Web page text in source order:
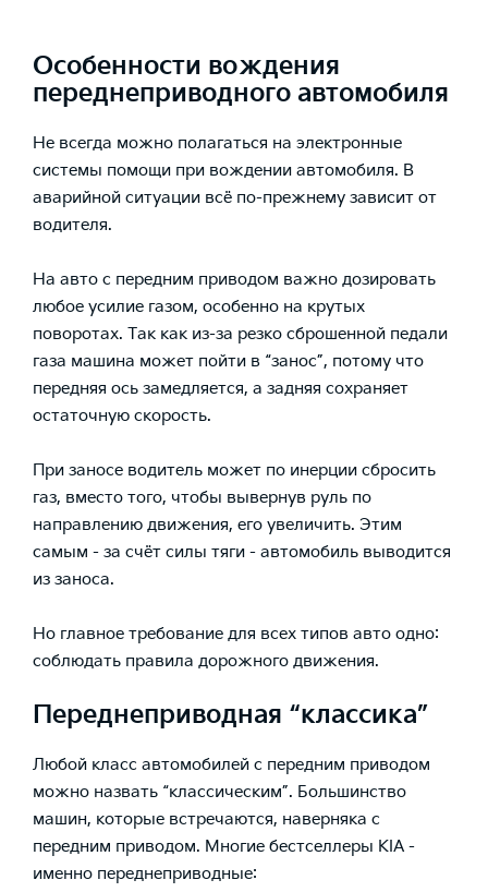
Особенности вождения
переднеприводного автомобиля
Не всегда можно полагаться на электронные
системы помощи при вождении автомобиля. В
аварийной ситуации всё по-прежнему зависит от
водителя.
На авто с передним приводом важно дозировать
любое усилие газом, особенно на крутых
поворотах. Так как из-за резко сброшенной педали
газа машина может пойти в “занос”, потому что
передняя ось замедляется, а задняя сохраняет
остаточную скорость.
При заносе водитель может по инерции сбросить
газ, вместо того, чтобы вывернув руль по
направлению движения, его увеличить. Этим
самым - за счёт силы тяги - автомобиль выводится
из заноса.
Но главное требование для всех типов авто одно:
соблюдать правила дорожного движения.
Переднеприводная “классика”
Любой класс автомобилей с передним приводом
можно назвать “классическим”. Большинство
машин, которые встречаются, наверняка с
передним приводом. Многие бестселлеры KIA -
именно переднеприводные: